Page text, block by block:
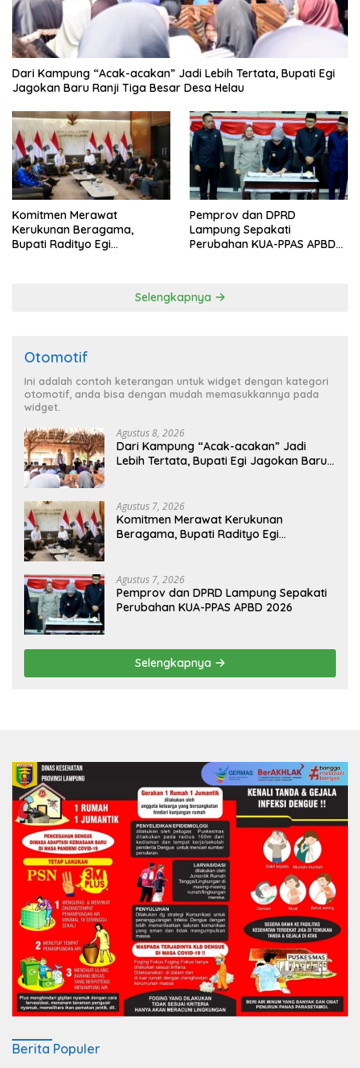
Dari Kampung “Acak-acakan” Jadi Lebih Tertata, Bupati Egi
Jagokan Baru Ranji Tiga Besar Desa Helau
Komitmen Merawat
Kerukunan Beragama,
Bupati Radityo Egi
Pemprov dan DPRD
Lampung Sepakati
Perubahan KUA-PPAS APBD
Selengkapnya
Otomotif
Ini adalah contoh keterangan untuk widget dengan kategori
otomotif, anda bisa dengan mudah memasukkannya pada
widget.
Agustus 8, 2026
Dari Kampung “Acak-acakan” Jadi
Lebih Tertata, Bupati Egi Jagokan Baru
Agustus 7, 2026
Komitmen Merawat Kerukunan
Beragama, Bupati Radityo Egi
Agustus 7, 2026
Pemprov dan DPRD Lampung Sepakati
Perubahan KUA-PPAS APBD 2026
Selengkapnya
Berita Populer